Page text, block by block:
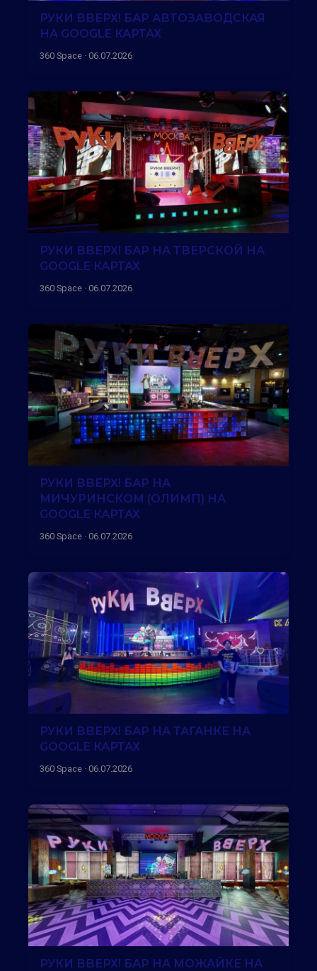
РУКИ ВВЕРХ! БАР АВТОЗАВОДСКАЯ
НА GOOGLE КАРТАХ
360 Space · 06.07.2026
РУКИ ВВЕРХ! БАР НА ТВЕРСКОЙ НА
GOOGLE КАРТАХ
360 Space · 06.07.2026
РУКИ ВВЕРХ! БАР НА
МИЧУРИНСКОМ (ОЛИМП) НА
GOOGLE КАРТАХ
360 Space · 06.07.2026
РУКИ ВВЕРХ! БАР НА ТАГАНКЕ НА
GOOGLE КАРТАХ
360 Space · 06.07.2026
РУКИ ВВЕРХ! БАР НА МОЖАЙКЕ НА